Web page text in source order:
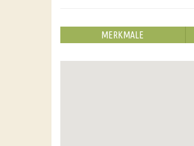
MERKMALE